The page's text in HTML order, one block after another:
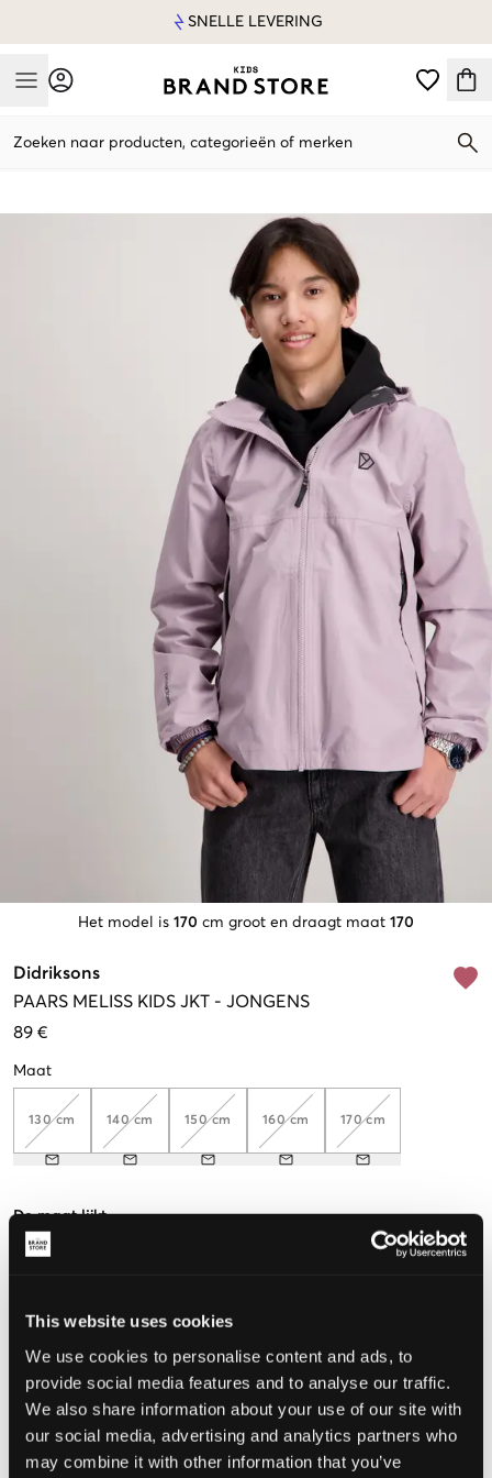
This website uses cookies
We use cookies to personalise content and ads, to
provide social media features and to analyse our traffic.
We also share information about your use of our site with
our social media, advertising and analytics partners who
may combine it with other information that you’ve
SNELLE LEVERING
Mobile Menu
Zoeken naar producten, categorieën of merken
Het model is 170 cm groot en draagt maat 170
Didriksons
PAARS MELISS KIDS JKT - JONGENS
89 €
Maat
130 cm 140 cm 150 cm 160 cm 170 cm
De maat lijkt
KIES EEN MAAT
Snelle levering
Gratis verzending vanaf €69
Recht op herroeping binnen 60 dagen